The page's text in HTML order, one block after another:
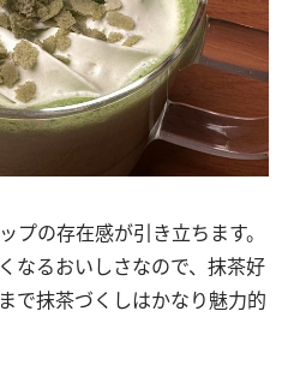
プの存在感が引き立ちます。
なるおいしさなので、抹茶好
で抹茶づくしはかなり魅力的